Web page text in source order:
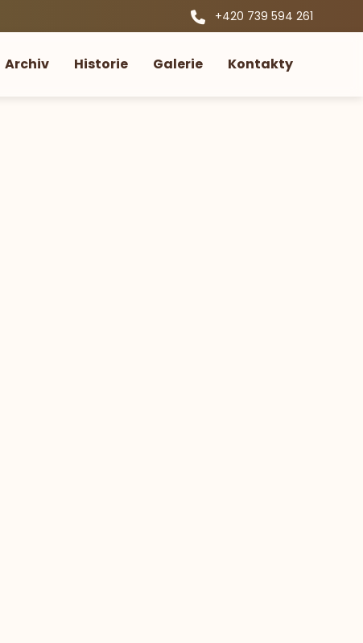
+420 739 594 261
Archiv Historie Galerie Kontakty